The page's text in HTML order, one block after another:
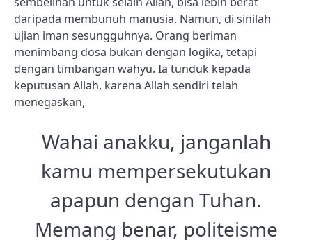
daripada membunuh manusia. Namun, di sinilah
ujian iman sesungguhnya. Orang beriman
menimbang dosa bukan dengan logika, tetapi
dengan timbangan wahyu. Ia tunduk kepada
keputusan Allah, karena Allah sendiri telah
menegaskan,
Wahai anakku, janganlah
kamu mempersekutukan
apapun dengan Tuhan.
Memang benar, politeisme